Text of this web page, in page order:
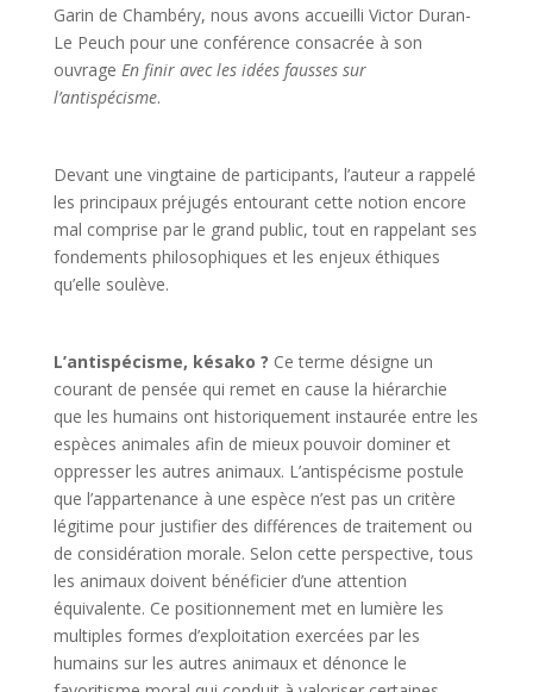
Garin de Chambéry, nous avons accueilli Victor Duran-
Le Peuch pour une conférence consacrée à son
ouvrage En finir avec les idées fausses sur
l’antispécisme.
Devant une vingtaine de participants, l’auteur a rappelé
les principaux préjugés entourant cette notion encore
mal comprise par le grand public, tout en rappelant ses
fondements philosophiques et les enjeux éthiques
qu’elle soulève.
L’antispécisme, késako ? Ce terme désigne un
courant de pensée qui remet en cause la hiérarchie
que les humains ont historiquement instaurée entre les
espèces animales afin de mieux pouvoir dominer et
oppresser les autres animaux. L’antispécisme postule
que l’appartenance à une espèce n’est pas un critère
légitime pour justifier des différences de traitement ou
de considération morale. Selon cette perspective, tous
les animaux doivent bénéficier d’une attention
équivalente. Ce positionnement met en lumière les
multiples formes d’exploitation exercées par les
humains sur les autres animaux et dénonce le